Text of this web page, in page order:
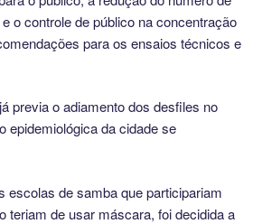
o controle de público na concentração
para os ensaios técnicos e
previa o adiamento dos desfiles no
epidemiológica da cidade se
escolas de samba que participariam
teriam de usar máscara, foi decidida a